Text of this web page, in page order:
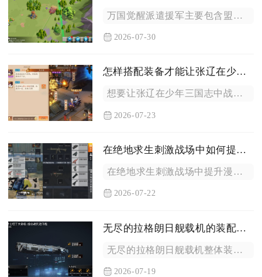
万国觉醒派遣援军主要包含盟友主城直接增援、加入联盟集结部队增...
2026-07-30
怎样搭配装备才能让张辽在少年三国志中更强
想要让张辽在少年三国志中战力最大化，装备搭配核心思路是以暴击...
2026-07-23
在绝地求生刺激战场中如何提升漫步走的效果
在绝地求生刺激战场中提升漫步走效果的核心在于精准控摇杆、搭配...
2026-07-22
无尽的拉格朗日舰载机的装配难度如何
无尽的拉格朗日舰载机整体装配难度呈现前期入门简单、中期门槛陡...
2026-07-19